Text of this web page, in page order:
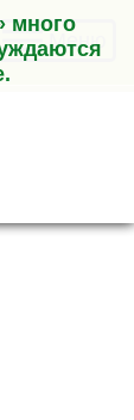
много
Меню